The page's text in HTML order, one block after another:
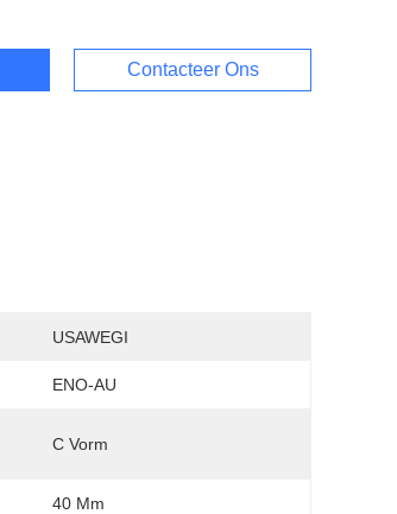
Contacteer Ons
USAWEGI
ENO-AU
C Vorm
40 Mm